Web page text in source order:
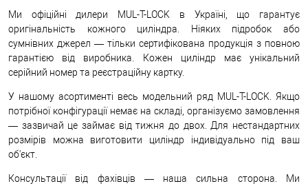
Ми офіційні дилери MUL-T-LOCK в Україні, що гарантує
оригінальність кожного циліндра. Ніяких підробок або
сумнівних джерел — тільки сертифікована продукція з повною
гарантією від виробника. Кожен циліндр має унікальний
серійний номер та реєстраційну картку.
У нашому асортименті весь модельний ряд MUL-T-LOCK. Якщо
потрібної конфігурації немає на складі, організуємо замовлення
— зазвичай це займає від тижня до двох. Для нестандартних
розмірів можна виготовити циліндр індивідуально під ваш
об'єкт.
Консультації від фахівців — наша сильна сторона. Ми